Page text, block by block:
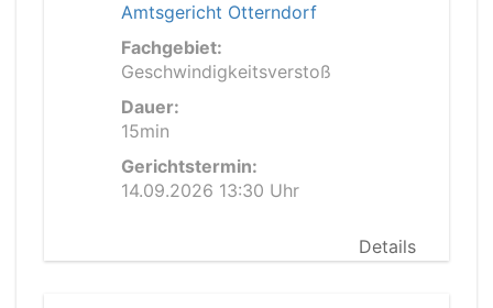
Amtsgericht Otterndorf
Fachgebiet:
Geschwindigkeitsverstoß
Dauer:
15min
Gerichtstermin:
14.09.2026 13:30 Uhr
Details